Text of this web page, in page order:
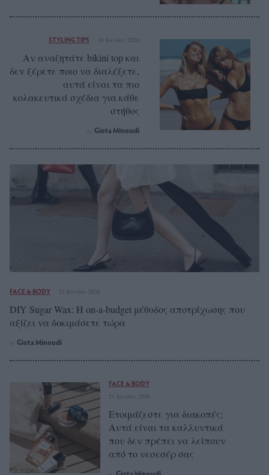
STYLING TIPS 30 Ιουνίου 2026
Αν αναζητάτε bikini top και
δεν ξέρετε ποιο να διαλέξετε,
αυτά είναι τα πιο
κολακευτικά σχέδια για κάθε
στήθος
Giota Minoudi
FACE & BODY 23 Ιουνίου 2026
DIY Sugar Wax: Η on-a-budget μέθοδος αποτρίχωσης που
αξίζει να δοκιμάσετε τώρα
Giota Minoudi
FACE & BODY
21 Ιουνίου 2026
Ετοιμάζεστε για διακοπές;
Αυτά είναι τα καλλυντικά
που δεν πρέπει να λείπουν
από το νεσεσέρ σας